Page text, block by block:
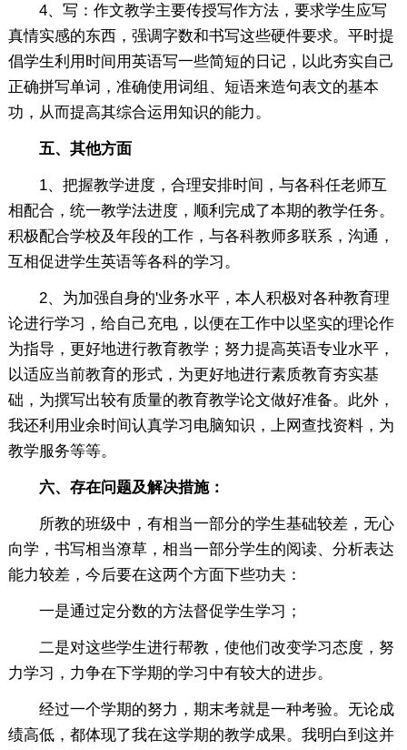
4、写：作文教学主要传授写作方法，要求学生应写
真情实感的东西，强调字数和书写这些硬件要求。平时提
倡学生利用时间用英语写一些简短的日记，以此夯实自己
正确拼写单词，准确使用词组、短语来造句表文的基本
功，从而提高其综合运用知识的能力。
五、其他方面
1、把握教学进度，合理安排时间，与各科任老师互
相配合，统一教学法进度，顺利完成了本期的教学任务。
积极配合学校及年段的工作，与各科教师多联系，沟通，
互相促进学生英语等各科的学习。
2、为加强自身的'业务水平，本人积极对各种教育理
论进行学习，给自己充电，以便在工作中以坚实的理论作
为指导，更好地进行教育教学；努力提高英语专业水平，
以适应当前教育的形式，为更好地进行素质教育夯实基
础，为撰写出较有质量的教育教学论文做好准备。此外，
我还利用业余时间认真学习电脑知识，上网查找资料，为
教学服务等等。
六、存在问题及解决措施：
所教的班级中，有相当一部分的学生基础较差，无心
向学，书写相当潦草，相当一部分学生的阅读、分析表达
能力较差，今后要在这两个方面下些功夫：
一是通过定分数的方法督促学生学习；
二是对这些学生进行帮教，使他们改变学习态度，努
力学习，力争在下学期的学习中有较大的进步。
经过一个学期的努力，期末考就是一种考验。无论成
绩高低，都体现了我在这学期的教学成果。我明白到这并